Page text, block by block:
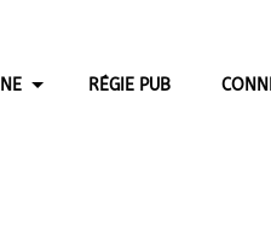
RÉGIE PUB